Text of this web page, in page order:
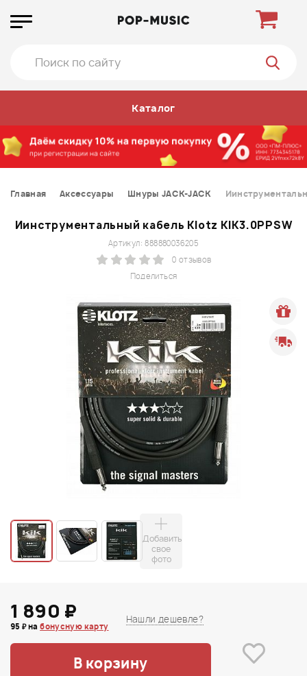
Каталог
Главная Аксессуары Шнуры JACK-JACK
Иинструментальный кабель Klotz KIK3.0PPSW
Поделиться
Артикул: 888880036205
0 отзывов
Добавить
свое
фото
1 890 ₽
95 ₽ набонусную карту
Нашли дешевле?
В корзину